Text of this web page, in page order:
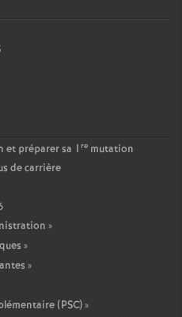
préparer sa 1 re mutation
de carrière
»
»
»
(PSC)»